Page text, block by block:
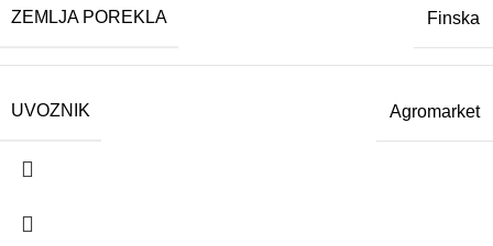
ZEMLJA POREKLA Finska
UVOZNIK Agromarket